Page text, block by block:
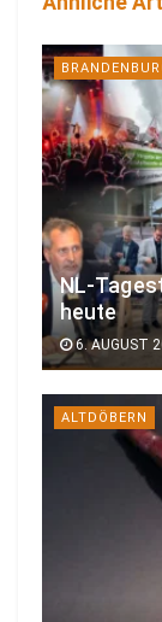
NL-
heute
6. AUGUST
ALTDÖBERN